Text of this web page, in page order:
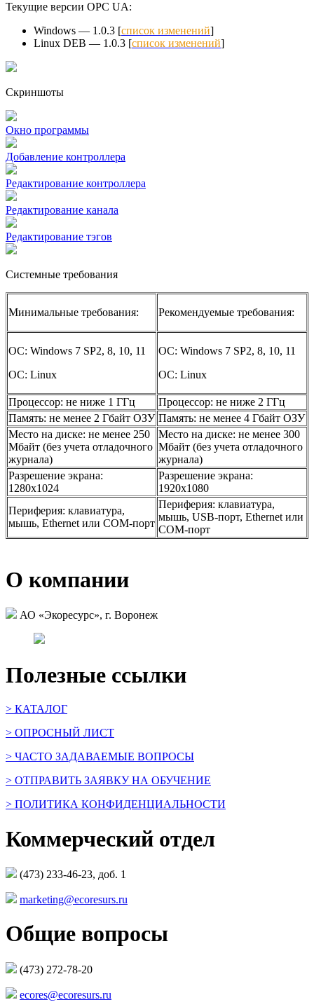
Текущие версии OPC UA:
Windows — 1.0.3 [cписок изменений]
Linux DEB — 1.0.3 [cписок изменений]
Скриншоты
Окно программы
Добавление контроллера
Редактирование контроллера
Редактирование канала
Редактирование тэгов
Системные требования
Минимальные требования: Рекомендуемые требования:
ОС: Windows 7 SP2, 8, 10, 11
OC: Linux
ОС: Windows 7 SP2, 8, 10, 11
OC: Linux
Процессор: не ниже 1 ГГц
Процессор: не ниже 2 ГГц
Память: не менее 2 Гбайт ОЗУ Память: не менее 4 Гбайт ОЗУ
Место на диске: не менее 250
Мбайт (без учета отладочного
журнала)
Место на диске: не менее 300
Мбайт (без учета отладочного
журнала)
Разрешение экрана:
1280х1024
Разрешение экрана:
1920x1080
Периферия: клавиатура,
мышь, Ethernet или COM-порт
Периферия: клавиатура,
мышь, USB-порт, Ethernet или
COM-порт
О компании
АО «Экоресурс», г. Воронеж
Полезные ссылки
> КАТАЛОГ
> ОПРОСНЫЙ ЛИСТ
> ЧАСТО ЗАДАВАЕМЫЕ ВОПРОСЫ
> ОТПРАВИТЬ ЗАЯВКУ НА ОБУЧЕНИЕ
> ПОЛИТИКА КОНФИДЕНЦИАЛЬНОСТИ
Коммерческий отдел
(473) 233-46-23, доб. 1
marketing@ecoresurs.ru
Общие вопросы
(473) 272-78-20
ecores@ecoresurs.ru